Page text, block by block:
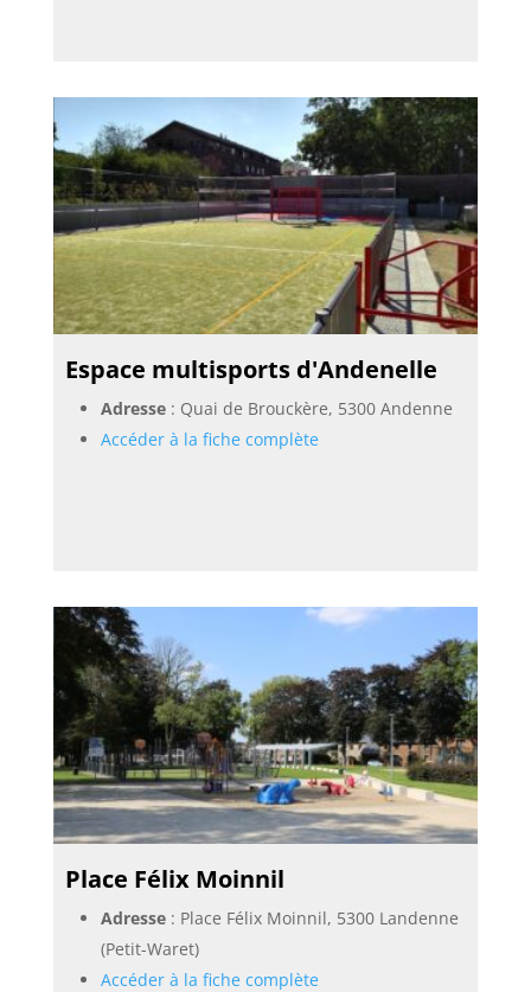
Espace multisports d'Andenelle
Adresse: Quai de Brouckère, 5300 Andenne
Accéder à la fiche complète
Place Félix Moinnil
Adresse: Place Félix Moinnil, 5300 Landenne
(Petit-Waret)
Accéder à la fiche complète